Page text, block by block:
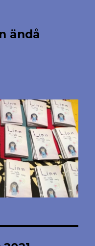
ändå